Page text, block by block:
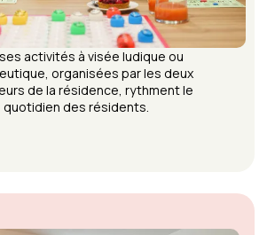
activités à visée ludique ou
organisées par les deux
de la résidence, rythment le
quotidien des résidents.